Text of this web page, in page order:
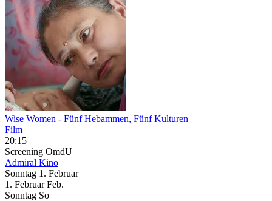
Wise Women - Fünf Hebammen, Fünf Kulturen
Film
20:15
Screening OmdU
Admiral Kino
Sonntag 1. Februar
1. Februar Feb.
Sonntag So